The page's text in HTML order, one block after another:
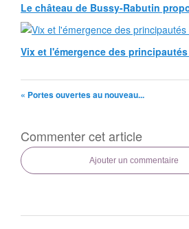
Le château de Bussy-Rabutin
Vix et l'émergence des
« Portes ouvertes au nouveau...
Commenter cet article
Ajouter un commentaire